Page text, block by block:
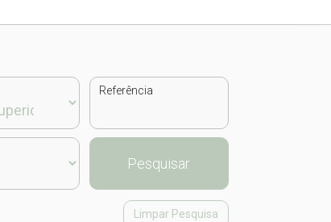
Referência
Pesquisar
Limpar Pesquisa